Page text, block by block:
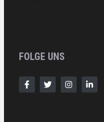
FOLGE UNS